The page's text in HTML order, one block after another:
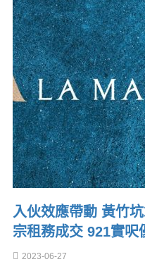
入伙效應帶動 黃竹
宗租務成交 921實呎
2023-06-27